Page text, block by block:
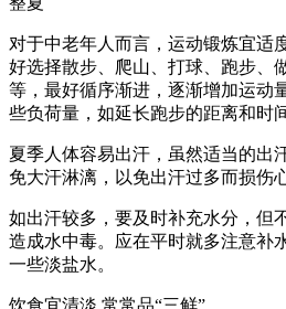
对于中老年人而言，运动锻炼宜适
好选择散步、爬山、打球、跑步、
等，最好循序渐进，逐渐增加运动
些负荷量，如延长跑步的距离和时
夏季人体容易出汗，虽然适当的出
免大汗淋漓，以免出汗过多而损伤
如出汗较多，要及时补充水分，但
造成水中毒。应在平时就多注意补
一些淡盐水。
饮食宜清淡 常常品“三鲜”